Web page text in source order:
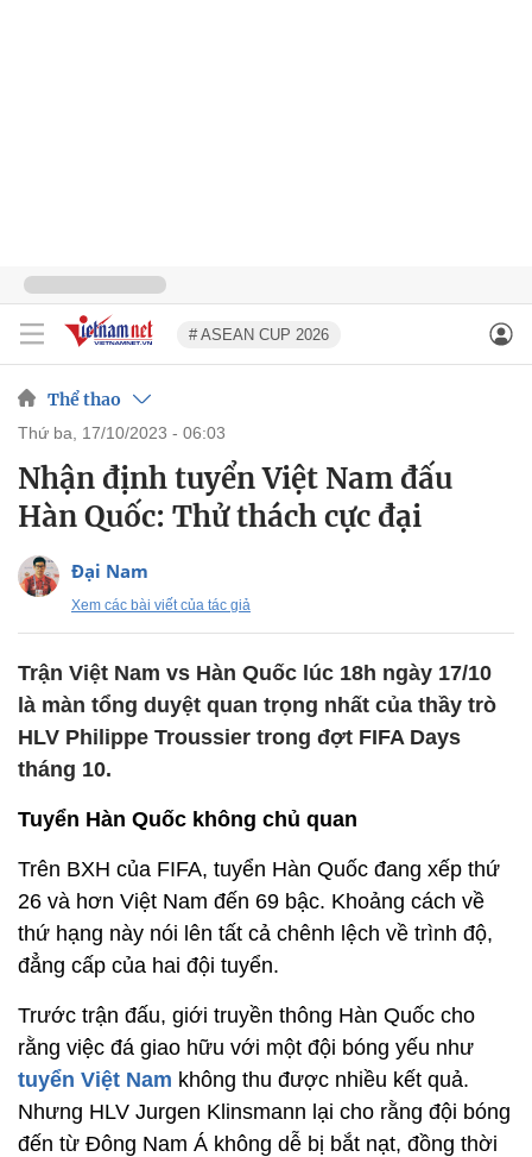
# ASEAN CUP 2026
Thể thao
thứ ba, 17/10/2023 - 06:03
Nhận định tuyển Việt Nam đấu
Hàn Quốc: Thử thách cực đại
Đại Nam
Xem các bài viết của tác giả
Trận Việt Nam vs Hàn Quốc lúc 18h ngày 17/10
là màn tổng duyệt quan trọng nhất của thầy trò
HLV Philippe Troussier trong đợt FIFA Days
tháng 10.
Tuyển Hàn Quốc không chủ quan
Trên BXH của FIFA, tuyển Hàn Quốc đang xếp thứ
26 và hơn Việt Nam đến 69 bậc. Khoảng cách về
thứ hạng này nói lên tất cả chênh lệch về trình độ,
đẳng cấp của hai đội tuyển.
Trước trận đấu, giới truyền thông Hàn Quốc cho
rằng việc đá giao hữu với một đội bóng yếu như
tuyển Việt Nam không thu được nhiều kết quả.
Nhưng HLV Jurgen Klinsmann lại cho rằng đội bóng
đến từ Đông Nam Á không dễ bị bắt nạt, đồng thời